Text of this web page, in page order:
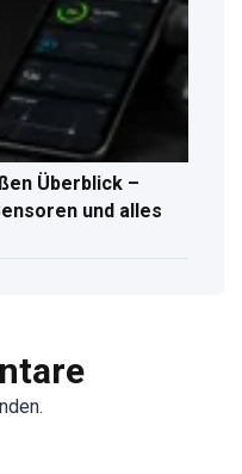
Überblick –
und alles